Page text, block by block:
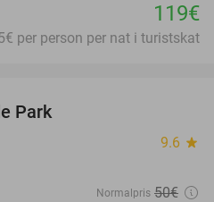
119€
per person per nat i turistskat
Park
9.6 star
Normalpris 50€